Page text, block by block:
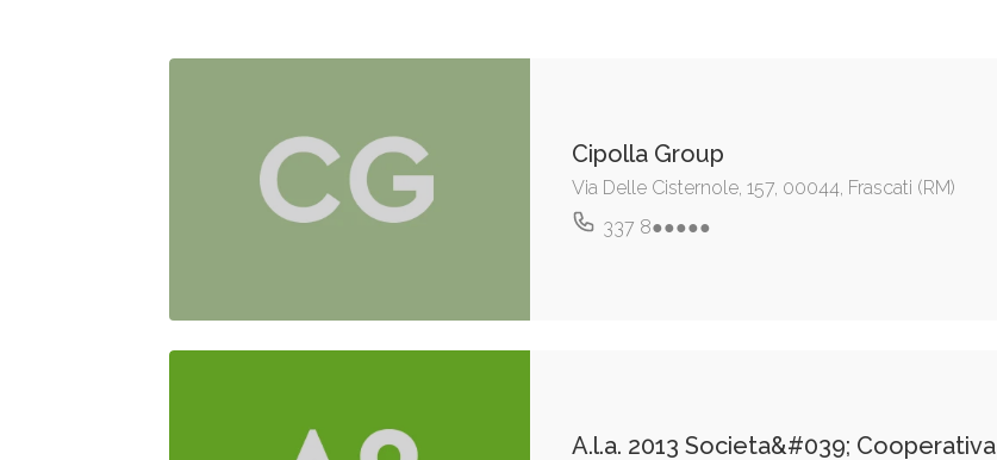
Cipolla Group
Via Delle Cisternole, 157, 00044, Frascati (RM)
337 8●●●●●
A.l.a. 2013 Societa&#039; Cooperativa